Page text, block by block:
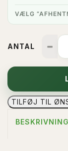
VÆLG
ANTAL
TILFØJ TIL
BESKRIVNING